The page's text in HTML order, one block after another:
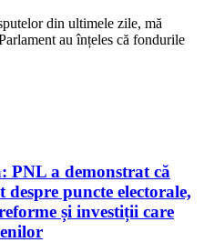
din ultimele zile, mă
au înțeles că fondurile
PNL a demonstrat că
puncte electorale,
și investiții care